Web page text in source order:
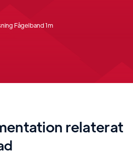
Fågelband 1m
relaterat